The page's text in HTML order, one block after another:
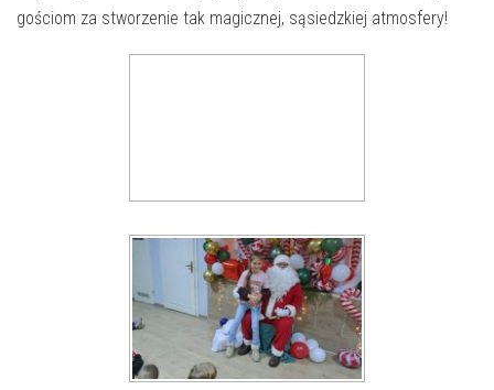
gościom za stworzenie tak magicznej, sąsiedzkiej atmosfery!